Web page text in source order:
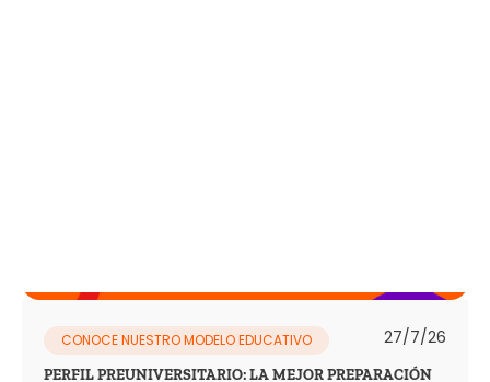
CONOCE NUESTRO MODELO EDUCATIVO 27/7/26
PERFIL PREUNIVERSITARIO: LA MEJOR PREPARACIÓN